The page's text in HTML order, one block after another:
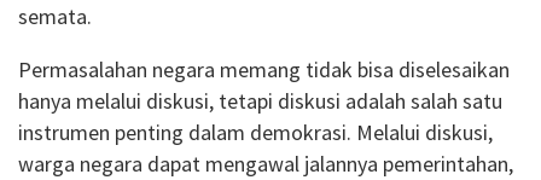
semata.
Permasalahan negara memang tidak bisa diselesaikan
hanya melalui diskusi, tetapi diskusi adalah salah satu
instrumen penting dalam demokrasi. Melalui diskusi,
warga negara dapat mengawal jalannya pemerintahan,